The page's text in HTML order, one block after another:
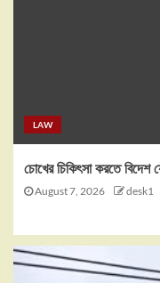
LAW
চোখের চিকিৎসা করতে বিদেশ
August 7, 2026 desk1